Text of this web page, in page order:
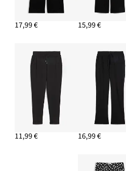
17,99 € 15,99 €
11,99 € 16,99 €